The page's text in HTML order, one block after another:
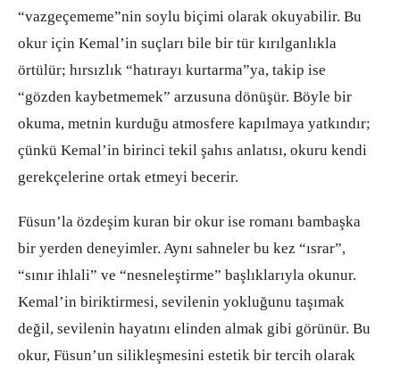
“vazgeçememe”nin soylu biçimi olarak okuyabilir. Bu
okur için Kemal’in suçları bile bir tür kırılganlıkla
örtülür; hırsızlık “hatırayı kurtarma”ya, takip ise
“gözden kaybetmemek” arzusuna dönüşür. Böyle bir
okuma, metnin kurduğu atmosfere kapılmaya yatkındır;
çünkü Kemal’in birinci tekil şahıs anlatısı, okuru kendi
gerekçelerine ortak etmeyi becerir.
Füsun’la özdeşim kuran bir okur ise romanı bambaşka
bir yerden deneyimler. Aynı sahneler bu kez “ısrar”,
“sınır ihlali” ve “nesneleştirme” başlıklarıyla okunur.
Kemal’in biriktirmesi, sevilenin yokluğunu taşımak
değil, sevilenin hayatını elinden almak gibi görünür. Bu
okur, Füsun’un silikleşmesini estetik bir tercih olarak